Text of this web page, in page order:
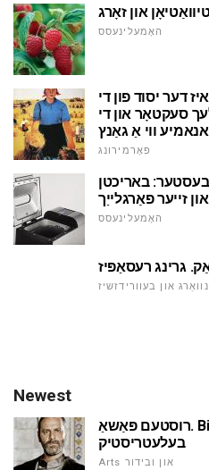
און זאָרג
האָמעלינעסס
דער יסוד פון די
סעקטאָר און די
ווי אַ גאַנץ
פאָרמירונג
באריכטן
זייער פאַרגלייַך
האָמעלינעסס
גרינג רעסאַפּיז
און בעוורידזשיז
Newest
רוסטעם פּאַשאַ. Biography. אמת און
בעלעטריסטיק
Arts און ובידור